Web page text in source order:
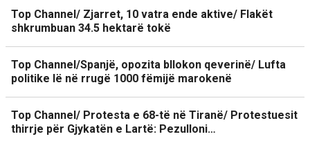
Top Channel/ Zjarret, 10 vatra ende aktive/ Flakët
shkrumbuan 34.5 hektarë tokë
Top Channel/Spanjë, opozita bllokon qeverinë/ Lufta
politike lë në rrugë 1000 fëmijë marokenë
Top Channel/ Protesta e 68-të në Tiranë/ Protestuesit
thirrje për Gjykatën e Lartë: Pezulloni…